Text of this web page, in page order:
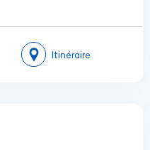
Itinéraire